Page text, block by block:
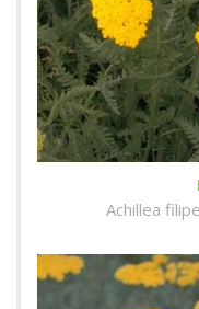
Achillea